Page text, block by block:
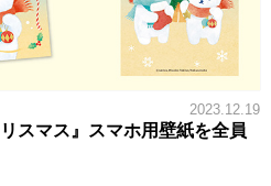
2023.12.19
スマス』スマホ用壁紙を全員